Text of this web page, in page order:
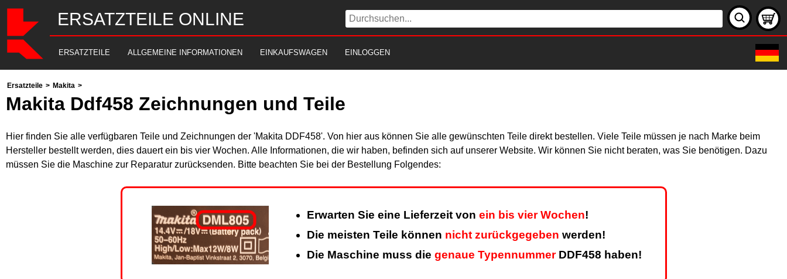
ERSATZTEILE ONLINE
ERSATZTEILE ALLGEMEINE INFORMATIONEN EINKAUFSWAGEN EINLOGGEN
Ersatzteile > Makita >
Makita Ddf458 Zeichnungen und Teile
Hier finden Sie alle verfügbaren Teile und Zeichnungen der 'Makita DDF458'. Von hier aus können Sie alle gewünschten Teile direkt bestellen. Viele Teile müssen je nach Marke beim
Hersteller bestellt werden, dies dauert ein bis vier Wochen. Alle Informationen, die wir haben, befinden sich auf unserer Website. Wir können Sie nicht beraten, was Sie benötigen. Dazu
müssen Sie die Maschine zur Reparatur zurücksenden. Bitte beachten Sie bei der Bestellung Folgendes:
Erwarten Sie eine Lieferzeit von ein bis vier Wochen!
Die meisten Teile können nicht zurückgegeben werden!
Die Maschine muss die genaue TypennummerDDF458 haben!